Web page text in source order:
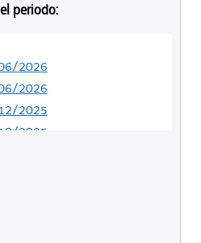
periodo:
2026
2026
2025
2025